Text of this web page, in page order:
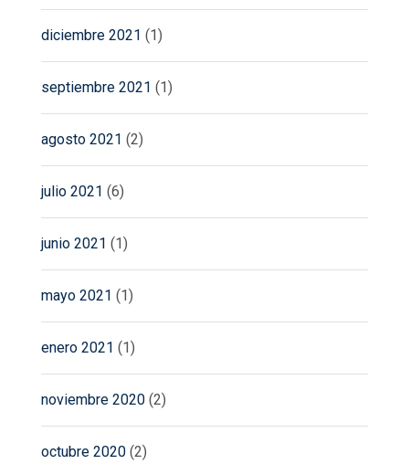
diciembre 2021 (1)
septiembre 2021 (1)
agosto 2021 (2)
julio 2021 (6)
junio 2021 (1)
mayo 2021 (1)
enero 2021 (1)
noviembre 2020 (2)
octubre 2020 (2)